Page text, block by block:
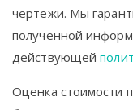
чертежи. Мы
полученной
действующей
Оценка стоимости